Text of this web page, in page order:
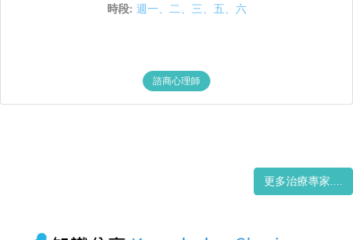
時段: 週一、二、三、五、六
諮商心理師
更多治療專家....